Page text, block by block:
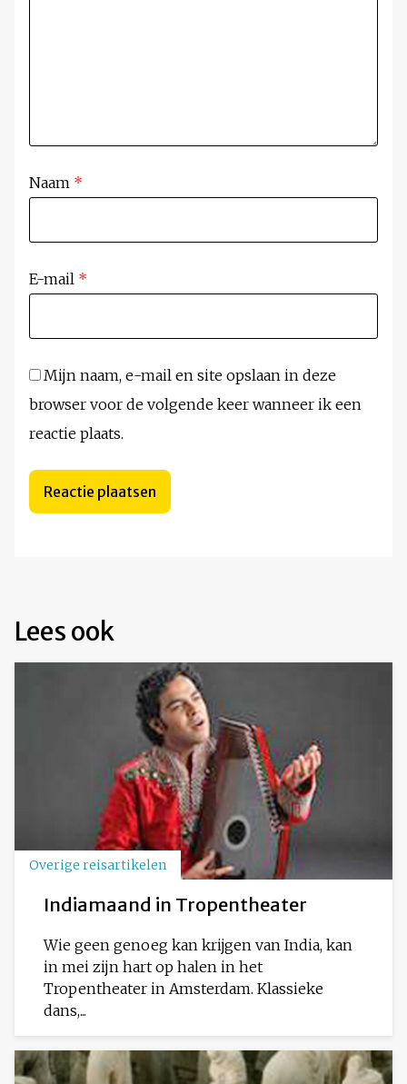
Naam *
E-mail *
Mijn naam, e-mail en site opslaan in deze
browser voor de volgende keer wanneer ik een
reactie plaats.
Lees ook
Overige reisartikelen
Indiamaand in Tropentheater
Wie geen genoeg kan krijgen van India, kan
in mei zijn hart op halen in het
Tropentheater in Amsterdam. Klassieke
dans,...